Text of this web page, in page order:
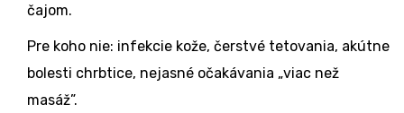
čajom.
Pre koho nie: infekcie kože, čerstvé tetovania, akútne
bolesti chrbtice, nejasné očakávania „viac než
masáž”.